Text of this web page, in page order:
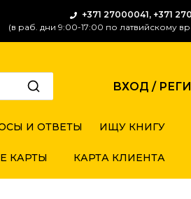
+371 27000041, +371
(в раб. дни 9:00-17:00 по латвийскому
ВХОД /
И ОТВЕТЫ ИЩУ КНИГУ
КАРТЫ КАРТА КЛИЕНТА